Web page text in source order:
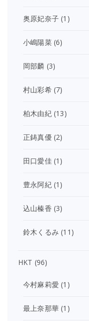
奥原妃奈子 (1)
小嶋陽菜(6)
岡部麟 (3)
村山彩希(7)
柏木由紀(13)
正鋳真優(2)
田口愛佳(1)
豊永阿紀(1)
込山榛香 (3)
鈴木くるみ (11)
HKT (96)
今村麻莉愛 (1)
最上奈那華 (1)